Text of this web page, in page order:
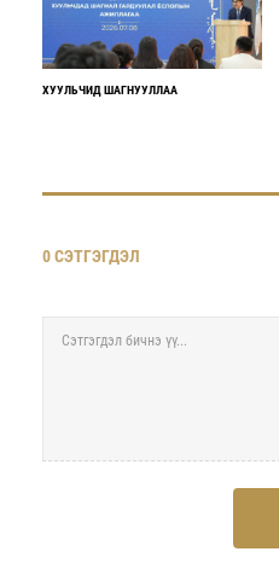
ХУУЛЬЧИД ШАГНУУЛЛАА
0 СЭТГЭГДЭЛ